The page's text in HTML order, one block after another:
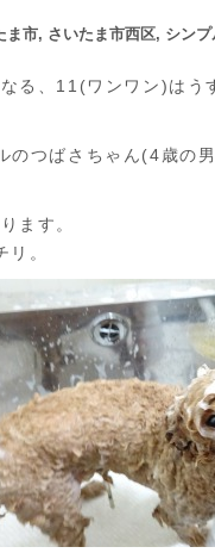
ま市, さいたま市西区, シン
る、11(ワンワン)はう
のつばさちゃん(4歳の
ます。
。